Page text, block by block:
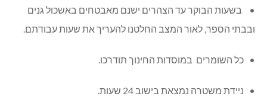
• בשעות הבוקר עד הצהרים ישנם מאבטחים באשכול גנים
ובבתי הספר, לאור המצב החלטנו להעריך את שעות עבודתם.
• כל השומרים במוסדות החינוך תודרכו.
• ניידת משטרה נמצאת בישוב 24 שעות.